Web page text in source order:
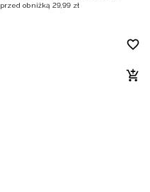
przed obniżką 29,99 zł